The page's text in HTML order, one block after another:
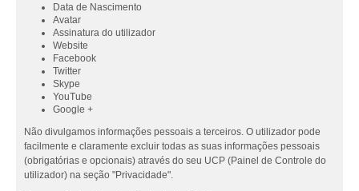
Data de Nascimento
Avatar
Assinatura do utilizador
Website
Facebook
Twitter
Skype
YouTube
Google +
Não divulgamos informações pessoais a terceiros. O utilizador pode
facilmente e claramente excluir todas as suas informações pessoais
(obrigatórias e opcionais) através do seu UCP (Painel de Controle do
utilizador) na seção "Privacidade".